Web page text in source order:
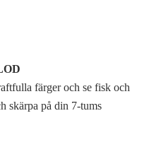
färger och se fisk och
skärpa på din 7-tums